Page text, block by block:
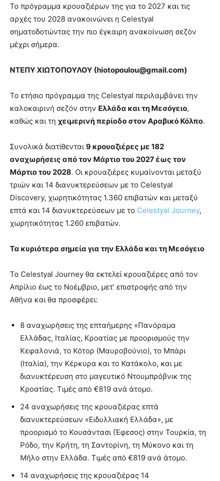
Το πρόγραμμα κρουαζιέρων της για το 2027 και τις
αρχές του 2028 ανακοινώνει η Celestyal
σηματοδοτώντας την πιο έγκαιρη ανακοίνωση σεζόν
μέχρι σήμερα.
ΝΤΕΠΥ ΧΙΩΤΟΠΟΥΛΟΥ (hiotopoulou@gmail.com)
Το ετήσιο πρόγραμμα της Celestyal περιλαμβάνει την
καλοκαιρινή σεζόν στην Ελλάδα καιτη Μεσόγειο,
καθώς και τη χειμερινή περίοδο στον Αραβικό Κόλπο.
Συνολικά διατίθενται 9 κρουαζιέρες με 182
αναχωρήσεις από τον Μάρτιο του 2027 έως τον
Μάρτιο του 2028. Οι κρουαζιέρες κυμαίνονται μεταξύ
τριών και 14 διανυκτερεύσεων με το Celestyal
Discovery, χωρητικότητας 1.360 επιβατών και μεταξύ
επτά και 14 διανυκτερεύσεων με το Celestyal Journey,
χωρητικότητας 1.260 επιβατών.
Τα κυριότερα σημεία για την Ελλάδα καιτη Μεσόγειο
Το Celestyal Journey θα εκτελεί κρουαζιέρες από τον
Απρίλιο έως το Νοέμβριο, μετ’ επιστροφής από την
Αθήνα και θα προσφέρει:
8 αναχωρήσεις της επταήμερης «Πανόραμα
Ελλάδας, Ιταλίας, Κροατίας με προορισμούς την
Κεφαλονιά, το Κότορ (Μαυροβούνιο), το Μπάρι
(Ιταλία), την Κέρκυρα και το Κατάκολο, και με
διανυκτέρευση στο μαγευτικό Ντουμπρόβνικ της
Κροατίας. Τιμές από €819 ανά άτομο.
24 αναχωρήσεις της κρουαζιέρας επτά
διανυκτερεύσεων «Ειδυλλιακή Ελλάδα», με
προορισμό το Κουσάντασι (Έφεσος) στην Τουρκία, τη
Ρόδο, την Κρήτη, τη Σαντορίνη, τη Μύκονο και τη
Μήλο στην Ελλάδα. Τιμές από €819 ανά άτομο.
14 αναχωρήσεις της κρουαζιέρας 14